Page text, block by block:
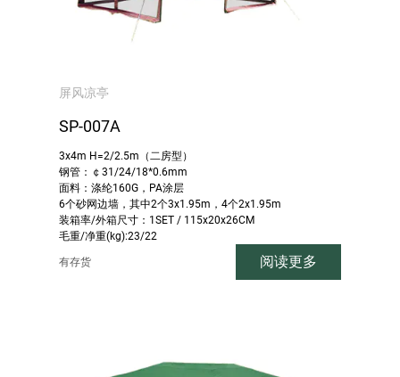
屏风凉亭
SP-007A
3x4m H=2/2.5m（二房型）
钢管：￠31/24/18*0.6mm
面料：涤纶160G，PA涂层
6个砂网边墙，其中2个3x1.95m，4个2x1.95m
装箱率/外箱尺寸：1SET / 115x20x26CM
毛重/净重(kg):23/22
有存货 阅读更多